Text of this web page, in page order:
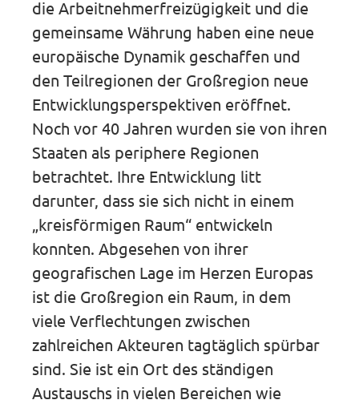
die Arbeitnehmerfreizügigkeit und die
gemeinsame Währung haben eine neue
europäische Dynamik geschaffen und
den Teilregionen der Großregion neue
Entwicklungsperspektiven eröffnet.
Noch vor 40 Jahren wurden sie von ihren
Staaten als periphere Regionen
betrachtet. Ihre Entwicklung litt
darunter, dass sie sich nicht in einem
„kreisförmigen Raum“ entwickeln
konnten. Abgesehen von ihrer
geografischen Lage im Herzen Europas
ist die Großregion ein Raum, in dem
viele Verflechtungen zwischen
zahlreichen Akteuren tagtäglich spürbar
sind. Sie ist ein Ort des ständigen
Austauschs in vielen Bereichen wie